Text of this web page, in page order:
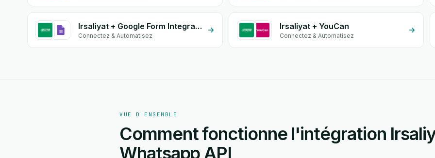
Irsaliyat + Google Form Integration
Connectez & Automatisez
Irsaliyat + YouCan
Connectez & Automatisez
VUE D'ENSEMBLE
Comment fonctionne l'intégration
Whatsapp API